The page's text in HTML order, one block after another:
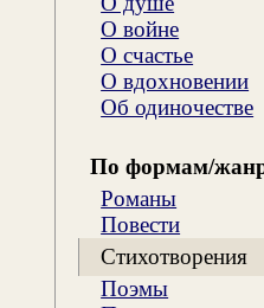
О войне
О счастье
О вдохновении
Об одиночестве
По формам/
Романы
Повести
Стихотворения
Поэмы